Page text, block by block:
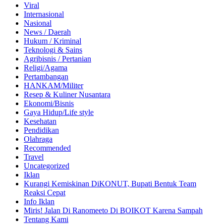
Viral
Internasional
Nasional
News / Daerah
Hukum / Kriminal
Teknologi & Sains
Agribisnis / Pertanian
Religi/Agama
Pertambangan
HANKAM/Militer
Resep & Kuliner Nusantara
Ekonomi/Bisnis
Gaya Hidup/Life style
Kesehatan
Pendidikan
Olahraga
Recommended
Travel
Uncategorized
Iklan
Kurangi Kemiskinan DiKONUT, Bupati Bentuk Team
Reaksi Cepat
Info Iklan
Miris! Jalan Di Ranomeeto Di BOIKOT Karena Sampah
Tentang Kami